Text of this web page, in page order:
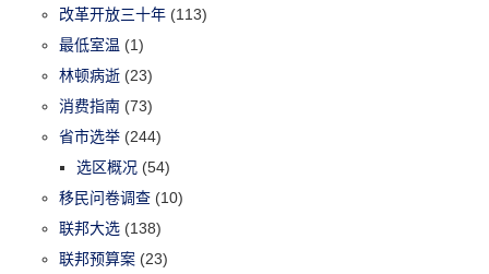
改革开放三十年 (113)
最低室温 (1)
林顿病逝 (23)
消费指南 (73)
省市选举 (244)
选区概况 (54)
移民问卷调查 (10)
联邦大选 (138)
联邦预算案 (23)